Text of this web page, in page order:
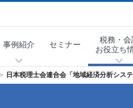
事例紹介 セミナー
税務・会
お役立ち
日本税理士会連合会「地域経済分析シス